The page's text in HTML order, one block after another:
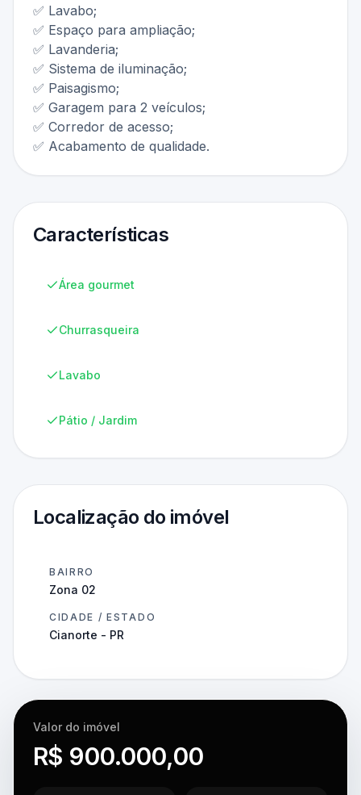
✅ Lavabo;
✅ Espaço para ampliação;
✅ Lavanderia;
✅ Sistema de iluminação;
✅ Paisagismo;
✅ Garagem para 2 veículos;
✅ Corredor de acesso;
✅ Acabamento de qualidade.
Características
Área gourmet
Churrasqueira
Lavabo
Pátio / Jardim
Localização do imóvel
BAIRRO
Zona 02
CIDADE / ESTADO
Cianorte - PR
Valor do imóvel
R$ 900.000,00